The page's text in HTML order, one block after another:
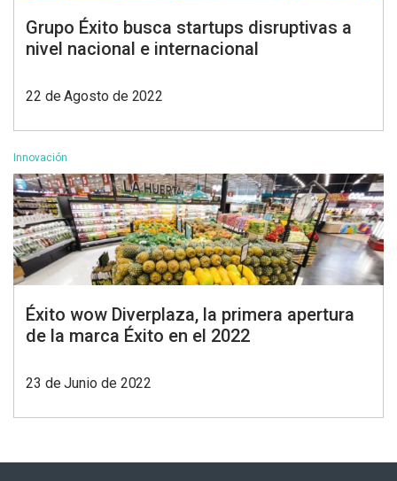
Grupo Éxito busca startups disruptivas a
nivel nacional e internacional
22 de Agosto de 2022
Innovación
Éxito wow Diverplaza, la primera apertura
de la marca Éxito en el 2022
23 de Junio de 2022